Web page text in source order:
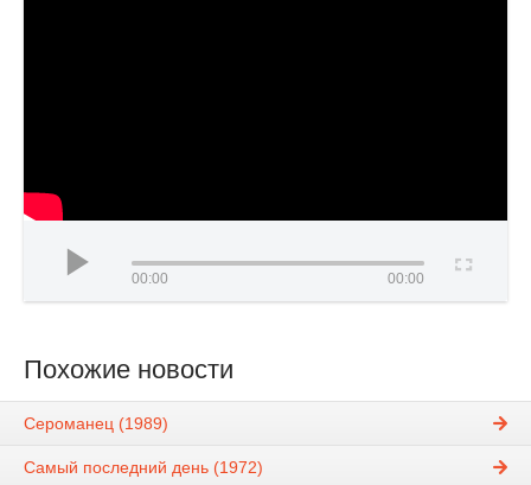
00:00 00:00
Похожие новости
Сероманец (1989)
Самый последний день (1972)